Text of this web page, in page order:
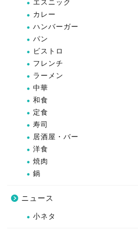
エスニック
カレー
ハンバーガー
パン
ビストロ
フレンチ
ラーメン
中華
和食
定食
寿司
居酒屋・バー
洋食
焼肉
鍋
ニュース
小ネタ